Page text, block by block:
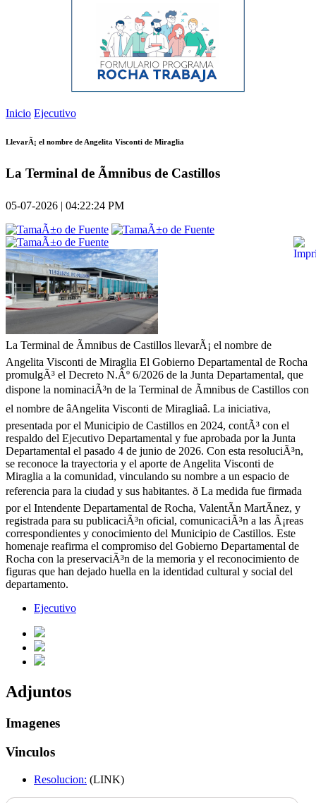
Inicio Ejecutivo
LlevarÃ¡ el nombre de Angelita Visconti de Miraglia
La Terminal de Ãmnibus de Castillos
05-07-2026 | 04:22:24 PM
La Terminal de Ãmnibus de Castillos llevarÃ¡ el nombre de
Angelita Visconti de Miraglia El Gobierno Departamental de Rocha
promulgÃ³ el Decreto N.Âº 6/2026 de la Junta Departamental, que
dispone la nominaciÃ³n de la Terminal de Ãmnibus de Castillos con
el nombre de âAngelita Visconti de Miragliaâ. La iniciativa,
presentada por el Municipio de Castillos en 2024, contÃ³ con el
respaldo del Ejecutivo Departamental y fue aprobada por la Junta
Departamental el pasado 4 de junio de 2026. Con esta resoluciÃ³n,
se reconoce la trayectoria y el aporte de Angelita Visconti de
Miraglia a la comunidad, vinculando su nombre a un espacio de
referencia para la ciudad y sus habitantes. ð La medida fue firmada
por el Intendente Departamental de Rocha, ValentÃ­n MartÃ­nez, y
registrada para su publicaciÃ³n oficial, comunicaciÃ³n a las Ã¡reas
correspondientes y conocimiento del Municipio de Castillos. Este
homenaje reafirma el compromiso del Gobierno Departamental de
Rocha con la preservaciÃ³n de la memoria y el reconocimiento de
figuras que han dejado huella en la identidad cultural y social del
departamento.
Ejecutivo
Adjuntos
Imagenes
Vinculos
Resolucion: (LINK)